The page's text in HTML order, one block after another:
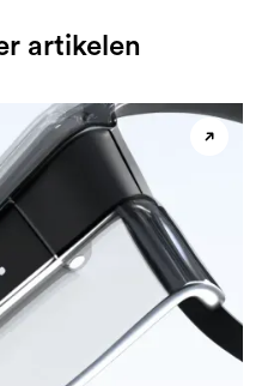
artikelen